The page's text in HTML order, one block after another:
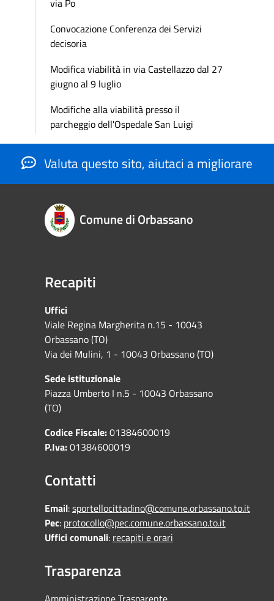
Convocazione Conferenza dei Servizi
decisoria
Modifica viabilità in via Castellazzo dal 27
giugno al 9 luglio
Modifiche alla viabilità presso il
parcheggio dell'Ospedale San Luigi
Valuta questo sito, aiutaci a migliorare
Comune di Orbassano
Recapiti
Uffici
Viale Regina Margherita n.15 - 10043
Orbassano (TO)
Via dei Mulini, 1 - 10043 Orbassano (TO)
Sede istituzionale
Piazza Umberto I n.5 - 10043 Orbassano
(TO)
Codice Fiscale:01384600019
P.Iva:01384600019
Contatti
Email:sportellocittadino@comune.orbassano.to.it
Pec: protocollo@pec.comune.orbassano.to.it
Uffici comunali: recapiti e orari
Trasparenza